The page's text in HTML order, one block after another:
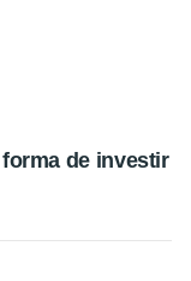
de investir